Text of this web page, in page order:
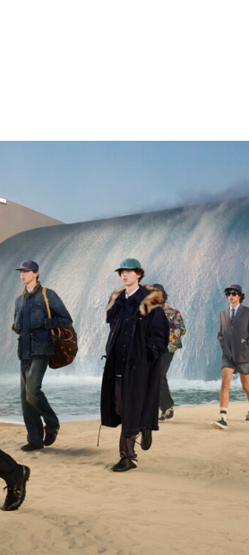
COMME GRAMMAIRE MASCULINE
by PASCAL IAKOVOU